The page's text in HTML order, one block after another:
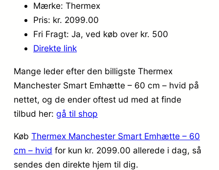
Mærke: Thermex
Pris: kr. 2099.00
Fri Fragt: Ja, ved køb over kr. 500
Direkte link
Mange leder efter den billigste Thermex
Manchester Smart Emhætte – 60 cm – hvid på
nettet, og de ender oftest ud med at finde
tilbud her: gå til shop
Køb Thermex Manchester Smart Emhætte – 60
cm – hvid for kun kr. 2099.00 allerede i dag, så
sendes den direkte hjem til dig.